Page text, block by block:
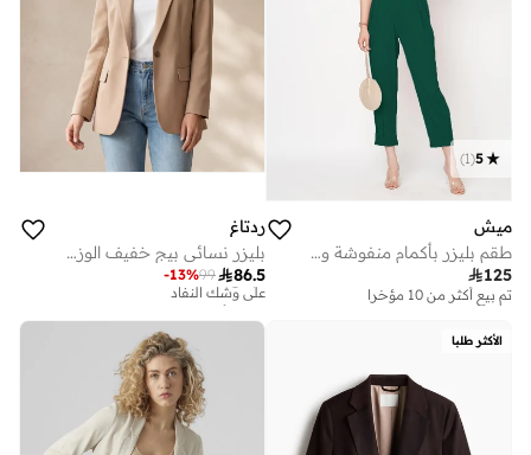
5
(
1
)
ميش
طقم بليزر بأكمام منفوشة وسروال مستقيم من ميش سوليد
125
تم بيع أكثر من 10 مؤخرا
ردتاغ
بليزر نسائي بيج خفيف الوزن مفتوح من الأمام
86.5
99
-13%
تم بيع أكثر من 20 مؤخرا
على وشك النفاد
على وشك النفاد
الأكثر طلبا